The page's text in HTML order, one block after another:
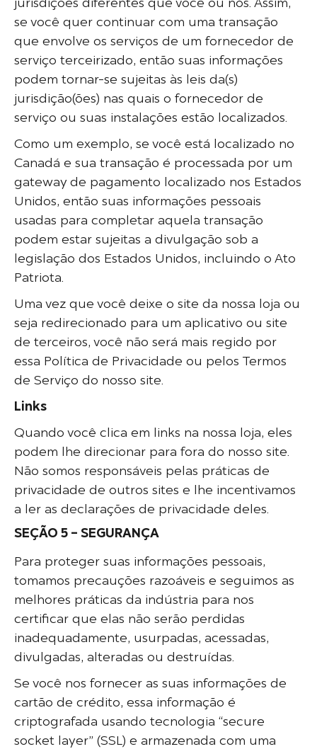
jurisdições diferentes que você ou nós. Assim,
se você quer continuar com uma transação
que envolve os serviços de um fornecedor de
serviço terceirizado, então suas informações
podem tornar-se sujeitas às leis da(s)
jurisdição(ões) nas quais o fornecedor de
serviço ou suas instalações estão localizados.
Como um exemplo, se você está localizado no
Canadá e sua transação é processada por um
gateway de pagamento localizado nos Estados
Unidos, então suas informações pessoais
usadas para completar aquela transação
podem estar sujeitas a divulgação sob a
legislação dos Estados Unidos, incluindo o Ato
Patriota.
Uma vez que você deixe o site da nossa loja ou
seja redirecionado para um aplicativo ou site
de terceiros, você não será mais regido por
essa Política de Privacidade ou pelos Termos
de Serviço do nosso site.
Links
Quando você clica em links na nossa loja, eles
podem lhe direcionar para fora do nosso site.
Não somos responsáveis pelas práticas de
privacidade de outros sites e lhe incentivamos
a ler as declarações de privacidade deles.
SEÇÃO 5 – SEGURANÇA
Para proteger suas informações pessoais,
tomamos precauções razoáveis e seguimos as
melhores práticas da indústria para nos
certificar que elas não serão perdidas
inadequadamente, usurpadas, acessadas,
divulgadas, alteradas ou destruídas.
Se você nos fornecer as suas informações de
cartão de crédito, essa informação é
criptografada usando tecnologia “secure
socket layer” (SSL) e armazenada com uma